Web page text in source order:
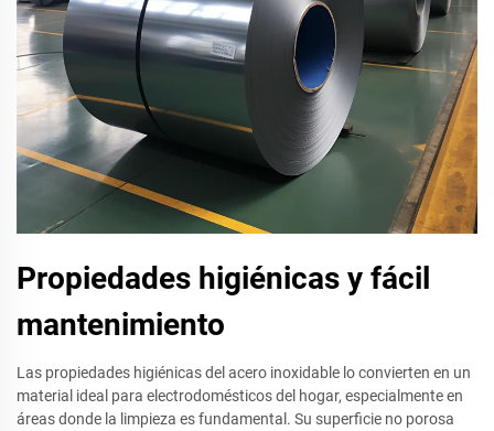
Propiedades higiénicas y fácil
mantenimiento
Las propiedades higiénicas del acero inoxidable lo convierten en un
material ideal para electrodomésticos del hogar, especialmente en
áreas donde la limpieza es fundamental. Su superficie no porosa